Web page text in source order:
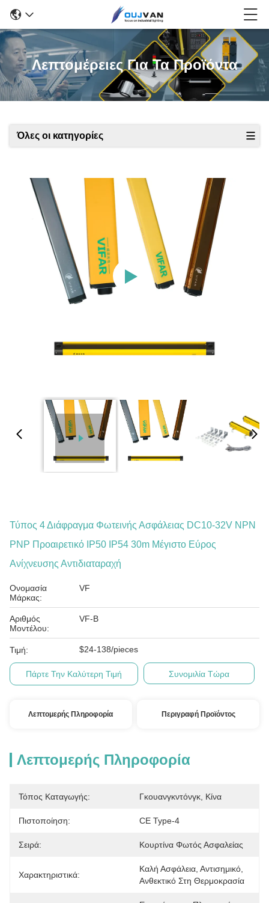
Λεπτομέρειες Για Τα Προϊόντα
Όλες οι κατηγορίες
Τύπος 4 Διάφραγμα Φωτεινής Ασφάλειας DC10-32V NPN
PNP Προαιρετικό IP50 IP54 30m Μέγιστο Εύρος
Ανίχνευσης Αντιδιαταραχή
Ονομασία
Μάρκας:
VF
Αριθμός
Μοντέλου:
VF-B
Τιμή: $24-138/pieces
Πάρτε Την Καλύτερη Τιμή Συνομιλία Τώρα
Λεπτομερής Πληροφορία Περιγραφή Προϊόντος
Λεπτομερής Πληροφορία
Τόπος Καταγωγής: Γκουανγκντόνγκ, Κίνα
Πιστοποίηση: CE Type-4
Σειρά: Κουρτίνα Φωτός Ασφαλείας
Χαρακτηριστικά:
Καλή Ασφάλεια, Αντισημικό,
Ανθεκτικό Στη Θερμοκρασία